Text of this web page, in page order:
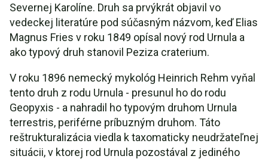
Severnej Karolíne. Druh sa prvýkrát objavil vo
vedeckej literatúre pod súčasným názvom, keď Elias
Magnus Fries v roku 1849 opísal nový rod Urnula a
ako typový druh stanovil Peziza craterium.
V roku 1896 nemecký mykológ Heinrich Rehm vyňal
tento druh z rodu Urnula - presunul ho do rodu
Geopyxis - a nahradil ho typovým druhom Urnula
terrestris, periférne príbuzným druhom. Táto
reštrukturalizácia viedla k taxomaticky neudržateľnej
situácii, v ktorej rod Urnula pozostával z jediného